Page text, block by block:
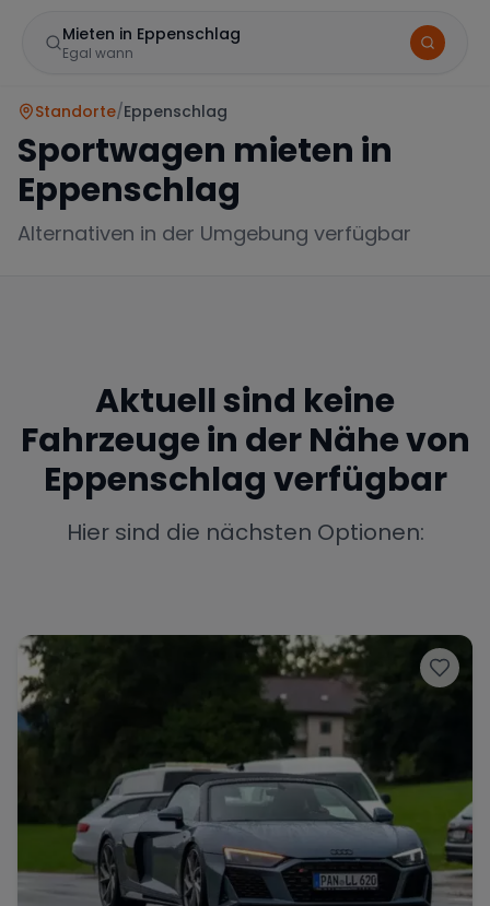
Mieten in Eppenschlag
Egal wann
Mercedes BMW Audi
Chevrolet
Bentley Rolls Royce Aston Martin
Standorte/Eppenschlag
Sportwagen mieten in
Eppenschlag
Alternativen in der Umgebung verfügbar
Aktuell sind keine
Fahrzeuge in der Nähe von
Eppenschlagverfügbar
Hier sind die nächsten Optionen: